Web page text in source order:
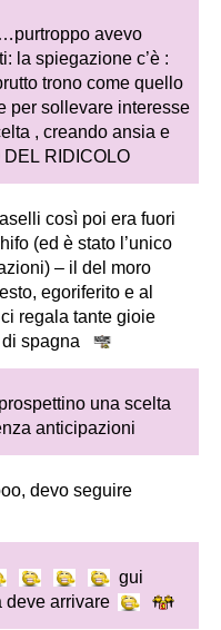
avevo
la spiegazione c’è :
trono come quello
per sollevare interesse
, creando ansia e
RIDICOLO
così poi era fuori
(ed è stato l’unico
– il del moro
egoriferito e al
regala tante gioie
spagna
una scelta
anticipazioni
devo seguire
gui
deve arrivare